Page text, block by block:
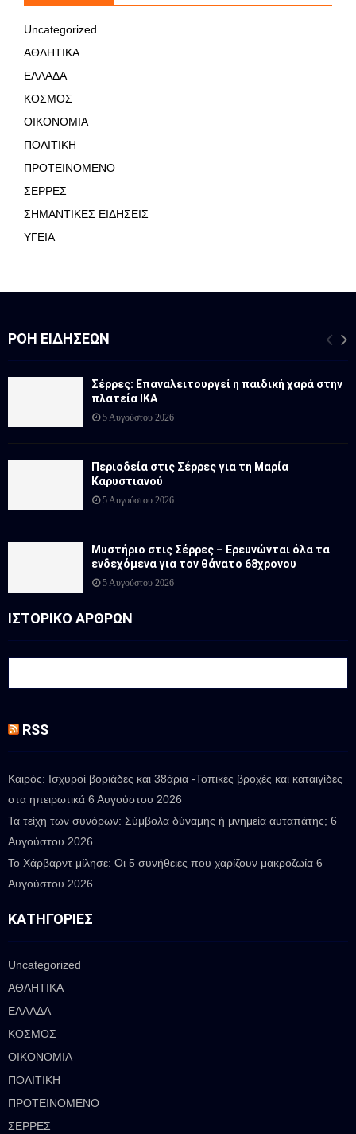
Uncategorized
ΑΘΛΗΤΙΚΑ
ΕΛΛΑΔΑ
ΚΟΣΜΟΣ
ΟΙΚΟΝΟΜΙΑ
ΠΟΛΙΤΙΚΗ
ΠΡΟΤΕΙΝΟΜΕΝΟ
ΣΕΡΡΕΣ
ΣΗΜΑΝΤΙΚΕΣ ΕΙΔΗΣΕΙΣ
ΥΓΕΙΑ
ΡΟΉ ΕΙΔΉΣΕΩΝ
Σέρρες: Επαναλειτουργεί η παιδική χαρά στην
πλατεία ΙΚΑ
5 Αυγούστου 2026
Περιοδεία στις Σέρρες για τη Μαρία
Καρυστιανού
5 Αυγούστου 2026
Μυστήριο στις Σέρρες – Ερευνώνται όλα τα
ενδεχόμενα για τον θάνατο 68χρονου
5 Αυγούστου 2026
ΙΣΤΟΡΙΚΟ ΑΡΘΡΩΝ
RSS
Καιρός: Ισχυροί βοριάδες και 38άρια -Τοπικές βροχές και καταιγίδες
στα ηπειρωτικά 6 Αυγούστου 2026
Τα τείχη των συνόρων: Σύμβολα δύναμης ή μνημεία αυταπάτης; 6
Αυγούστου 2026
Το Χάρβαρντ μίλησε: Οι 5 συνήθειες που χαρίζουν μακροζωία 6
Αυγούστου 2026
ΚΑΤΗΓΟΡΊΕΣ
Uncategorized
ΑΘΛΗΤΙΚΑ
ΕΛΛΑΔΑ
ΚΟΣΜΟΣ
ΟΙΚΟΝΟΜΙΑ
ΠΟΛΙΤΙΚΗ
ΠΡΟΤΕΙΝΟΜΕΝΟ
ΣΕΡΡΕΣ